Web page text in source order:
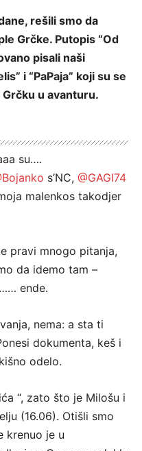
rešili smo da
Grčke. Putopis “Od
pisali naši
i “PaPaja” koji su se
u avanturu.
su….
s’NC, @GAGI74
malenkos takodjer
pravi mnogo pitanja,
da idemo tam –
ende.
nema: a sta ti
dokumenta, keš i
odelo.
“, zato što je Milošu i
(16.06). Otišli smo
krenuo je u